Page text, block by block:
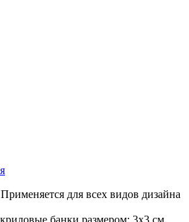
для всех видов дизайна
банки размером: 3х3 см.